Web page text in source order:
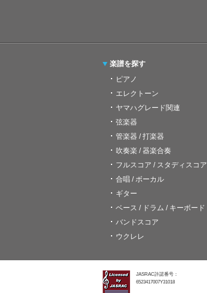
楽譜を探す
ピアノ
エレクトーン
ヤマハグレード関連
弦楽器
管楽器 / 打楽器
吹奏楽 / 器楽合奏
フルスコア / スタディスコア
合唱 / ボーカル
ギター
ベース / ドラム / キーボード
バンドスコア
ウクレレ
JASRAC許諾番号：
6523417007Y31018